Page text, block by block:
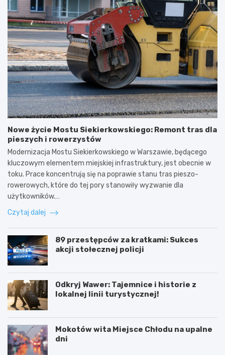
Nowe życie Mostu Siekierkowskiego: Remont tras dla
pieszych i rowerzystów
Modernizacja Mostu Siekierkowskiego w Warszawie, będącego
kluczowym elementem miejskiej infrastruktury, jest obecnie w
toku. Prace koncentrują się na poprawie stanu tras pieszo-
rowerowych, które do tej pory stanowiły wyzwanie dla
użytkowników.…
Czytaj dalej
89 przestępców za kratkami: Sukces
akcji stołecznej policji
Odkryj Wawer: Tajemnice i historie z
lokalnej linii turystycznej!
Mokotów wita Miejsce Chłodu na upalne
dni